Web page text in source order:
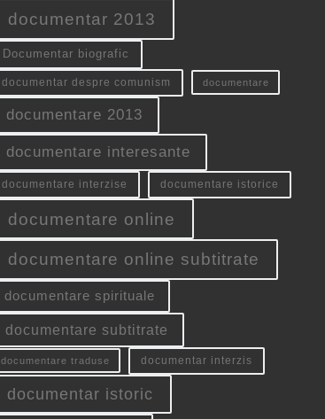
documentar 2013
Documentar biografic
documentar despre comunism documentare
documentare 2013
documentare interesante
documentare interzise documentare istorice
documentare online
documentare online subtitrate
documentare spirituale
documentare subtitrate
documentare traduse documentar interzis
documentar istoric